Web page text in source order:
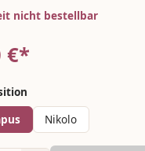
nicht bestellbar
€*
Nikolo